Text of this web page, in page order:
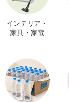
インテリア・
家具・家電